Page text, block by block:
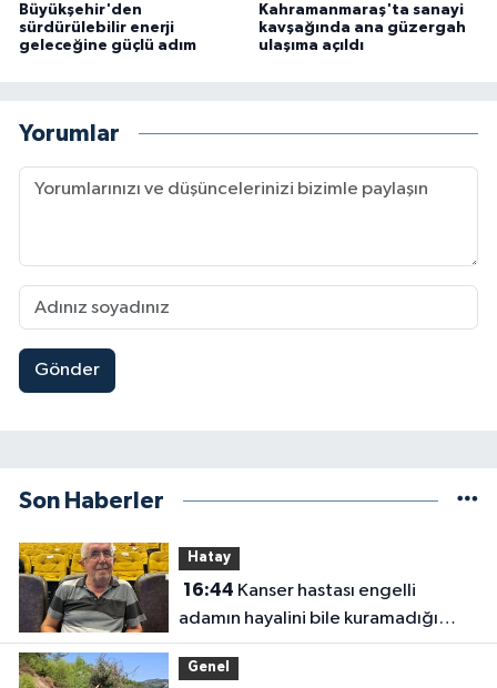
Büyükşehir'den
sürdürülebilir enerji
geleceğine güçlü adım
Kahramanmaraş'ta sanayi
kavşağında ana güzergah
ulaşıma açıldı
Yorumlar
Gönder
Son Haberler
Hatay
16:44
adamın hayalini bile kuramadığı
evine kavuşunca döktüğü gözyaşı
duygulandırdı
Genel